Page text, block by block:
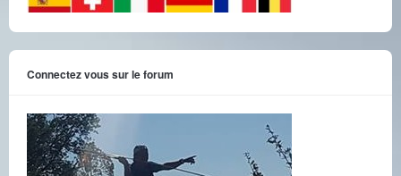
Connectez vous sur le forum